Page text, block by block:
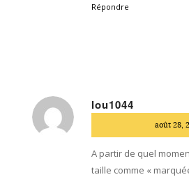
Répondre
lou1044
:
août 28,
A partir de quel
taille comme «